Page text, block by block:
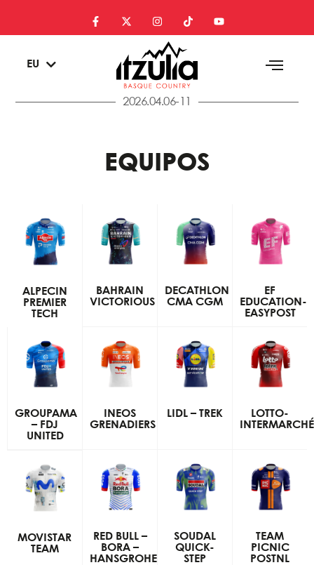
EU
EN
2026.04.06-11
EQUIPOS
ALPECIN
PREMIER
TECH
BAHRAIN
VICTORIOUS
DECATHLON
CMA CGM
EF
EDUCATION-
EASYPOST
GROUPAMA
– FDJ
UNITED
INEOS
GRENADIERS
LIDL – TREK
LOTTO-
INTERMARCHÉ
MOVISTAR
TEAM
RED BULL –
BORA –
HANSGROHE
SOUDAL
QUICK-
STEP
TEAM
PICNIC
POSTNL